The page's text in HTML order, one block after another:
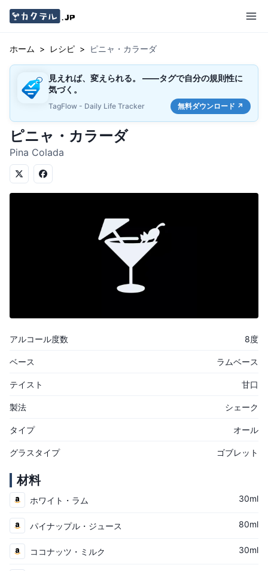
ホーム > レシピ > ピニャ・カラーダ
見えれば、変えられる。 ——タグで自分の規則性に
気づく。
TagFlow - Daily Life Tracker 無料ダウンロード ↗
ピニャ・カラーダ
Pina Colada
アルコール度数 8度
ベース ラムベース
テイスト 甘口
製法 シェーク
タイプ オール
グラスタイプ ゴブレット
材料
ホワイト・ラム 30ml
パイナップル・ジュース 80ml
ココナッツ・ミルク 30ml